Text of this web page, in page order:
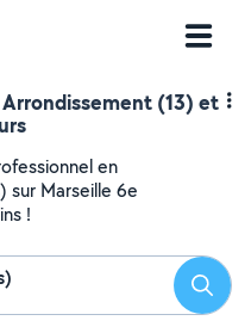
(13) et
en
sur Marseille 6e
!